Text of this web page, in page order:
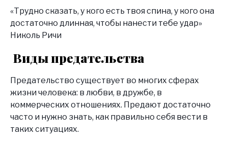
«Трудно сказать, у кого есть твоя спина, у кого она
достаточно длинная, чтобы нанести тебе удар»
Николь Ричи
Виды предательства
Предательство существует во многих сферах
жизни человека: в любви, в дружбе, в
коммерческих отношениях. Предают достаточно
часто и нужно знать, как правильно себя вести в
таких ситуациях.